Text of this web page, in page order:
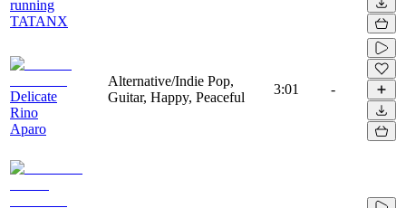
running
TATANX
Delicate
Rino
Aparo
Alternative/Indie Pop,
Guitar, Happy, Peaceful
3:01 -